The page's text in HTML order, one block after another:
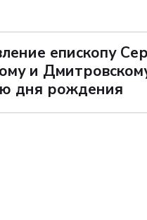
епископу
и
дня рождения